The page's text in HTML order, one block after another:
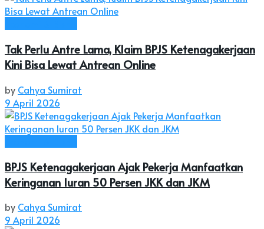
Tak Perlu Antre Lama, Klaim BPJS Ketenagakerjaan
Kini Bisa Lewat Antrean Online
by Cahya Sumirat
9 April 2026
BPJS Ketenagakerjaan Ajak Pekerja Manfaatkan
Keringanan Iuran 50 Persen JKK dan JKM
by Cahya Sumirat
9 April 2026